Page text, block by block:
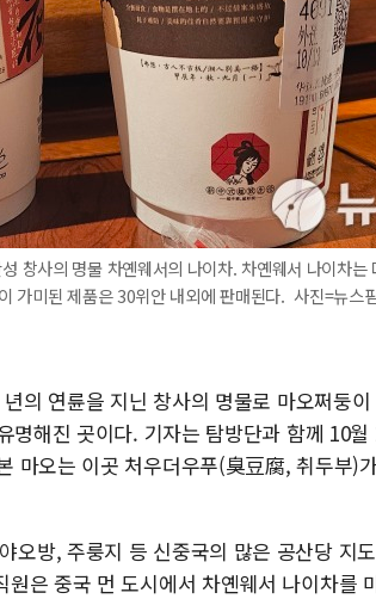
창사의 명물 차옌웨서의 나이차. 차옌웨서 나이차는
가미된 제품은 30위안 내외에 판매된다. 사진=뉴스
의 연륜을 지닌 창사의 명물로 마오쩌둥
명해진 곳이다. 기자는 탐방단과 함께 10월
마오는 이곳 처우더우푸(臭豆腐, 취두부)
오방, 주룽지 등 신중국의 많은 공산당 지
은 중국 먼 도시에서 차옌웨서 나이차를